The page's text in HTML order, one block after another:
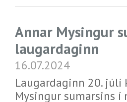
Annar Mysingur
laugardaginn
16.07.2024
Laugardaginn 20. júlí
Mysingur sumarsins